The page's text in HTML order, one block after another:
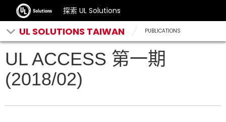
探索 UL Solutions
UL SOLUTIONS TAIWAN PUBLICATIONS
UL ACCESS 第一期
(2018/02)